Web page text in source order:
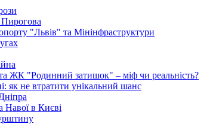
"Львів" та Мінінфраструктури
ЖК "Родинний затишок" – міф чи реальність?
як не втратити унікальний шанс
Навої в Києві